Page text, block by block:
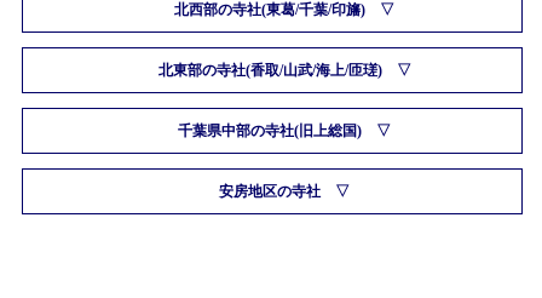
北西部の寺社(東葛/千葉/印旛)
北東部の寺社(香取/山武/海上/匝瑳)
千葉県中部の寺社(旧上総国)
安房地区の寺社